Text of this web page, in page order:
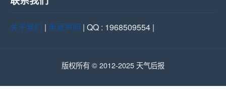
关于我们 | 免责声明 | QQ : 1968509554 |
版权所有 © 2012-2025 天气后报